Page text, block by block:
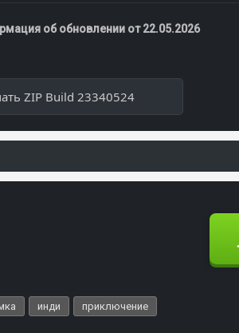
об обновлении от 22.05.2026
ZIP Build 23340524
инди приключение